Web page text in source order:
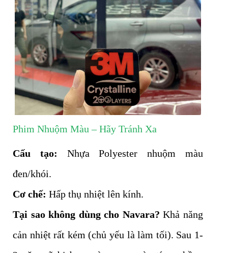
Phim Nhuộm Màu – Hãy Tránh Xa
Cấu tạo: Nhựa Polyester nhuộm màu
đen/khói.
Cơ chế: Hấp thụ nhiệt lên kính.
Tại sao không dùng cho Navara? Khả năng
cản nhiệt rất kém (chủ yếu là làm tối). Sau 1-